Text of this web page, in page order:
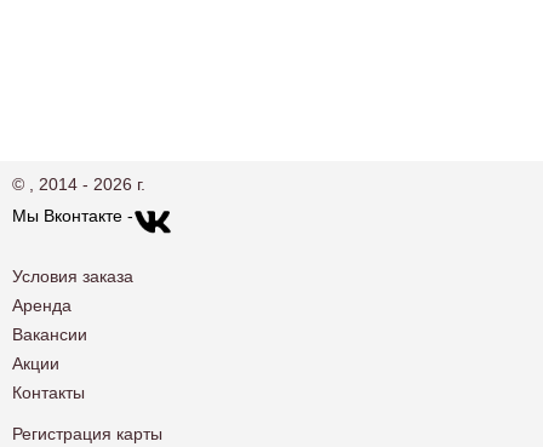
© , 2014 - 2026 г.
Мы Вконтакте -
Условия заказа
Аренда
Вакансии
Акции
Контакты
Регистрация карты